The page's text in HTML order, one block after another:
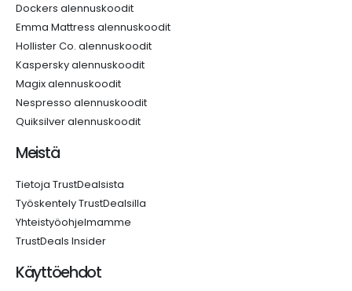
Dockers alennuskoodit
Emma Mattress alennuskoodit
Hollister Co. alennuskoodit
Kaspersky alennuskoodit
Magix alennuskoodit
Nespresso alennuskoodit
Quiksilver alennuskoodit
Meistä
Tietoja TrustDealsista
Työskentely TrustDealsilla
Yhteistyöohjelmamme
TrustDeals Insider
Käyttöehdot